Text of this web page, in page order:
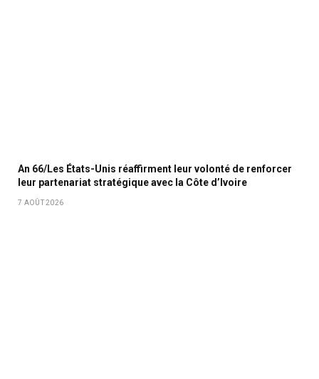
An 66/Les États-Unis réaffirment leur volonté de renforcer
leur partenariat stratégique avec la Côte d’Ivoire
7 AOÛT 2026